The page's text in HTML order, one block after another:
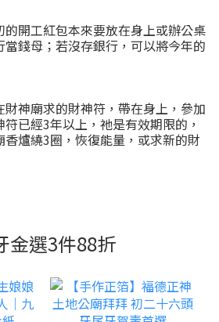
開工紅包本來要放在身上或辦公桌
錢母；若沒存銀行，可以將今年的
財神廟求的財神符，帶在身上，參加
已經3年以上，祂是有效期限的，
爐繞3圈，恢復能量，或求新的財
金選3件88折